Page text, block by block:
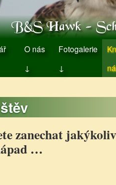
O nás
↓
Fotogalerie
↓
zanechat
…